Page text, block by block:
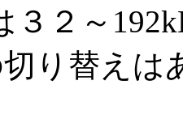
３２～
り替えは